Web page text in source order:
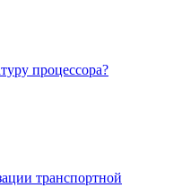
процессора?
транспортной